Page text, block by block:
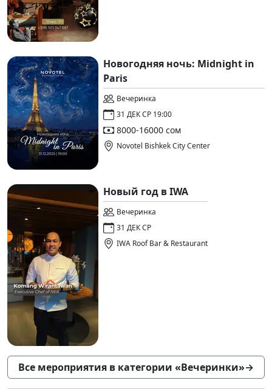
Новогодняя ночь: Midnight in
Paris
Вечеринка
31 ДЕК СР 19:00
8000-16000 сом
Novotel Bishkek City Center
Новый год в IWA
Вечеринка
31 ДЕК СР
IWA Roof Bar & Restaurant
Все мероприятия в категории «Вечеринки»→